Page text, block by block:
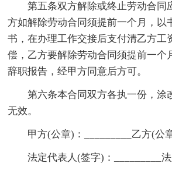
第五条双方解除或终止劳动合同
方如解除劳动合同须提前一个月，以
书，在办理工作交接后支付清乙方工
偿，乙方要解除劳动合同须提前一个
辞职报告，经甲方同意后方可。
第六条本合同双方各执一份，涂
无效。
甲方(公章)：_________乙方(公
法定代表人(签字)：_________